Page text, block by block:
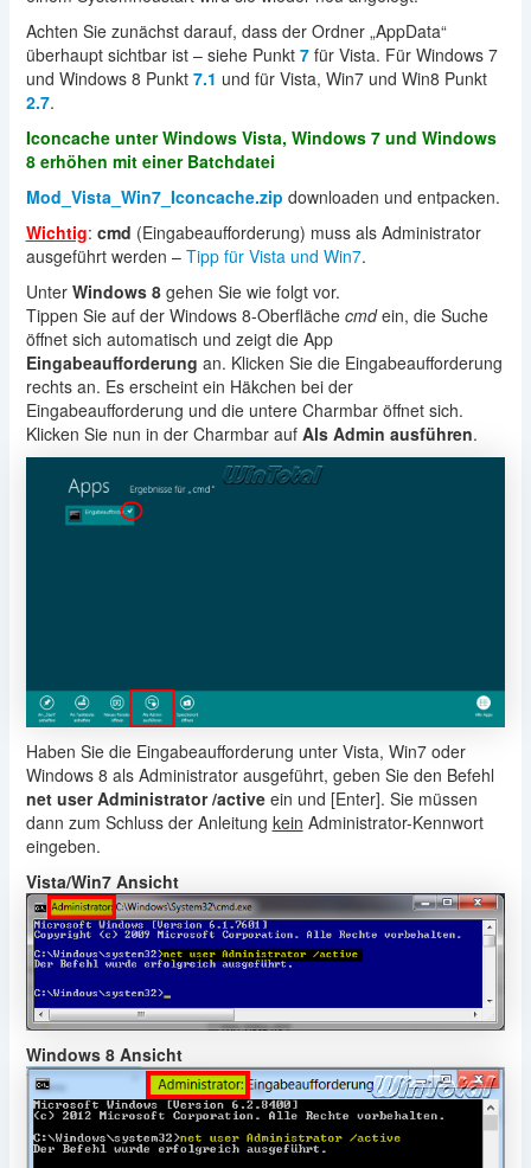
Achten Sie zunächst darauf, dass der Ordner „AppData“
überhaupt sichtbar ist – siehe Punkt 7für Vista. Für Windows 7
und Windows 8 Punkt 7.1 und für Vista, Win7 und Win8 Punkt
2.7.
Iconcache unter Windows Vista, Windows 7 und Windows
8 erhöhen mit einer Batchdatei
Mod_Vista_Win7_Iconcache.zip downloaden und entpacken.
Wichtig: cmd (Eingabeaufforderung) muss als Administrator
ausgeführt werden – Tipp für Vista und Win7.
Unter Windows 8gehen Sie wie folgt vor.
Tippen Sie auf der Windows 8-Oberfläche cmdein, die Suche
öffnet sich automatisch und zeigt die App
Eingabeaufforderung an. Klicken Sie die Eingabeaufforderung
rechts an. Es erscheint ein Häkchen bei der
Eingabeaufforderung und die untere Charmbar öffnet sich.
Klicken Sie nun in der Charmbar auf Als Admin ausführen.
Haben Sie die Eingabeaufforderung unter Vista, Win7 oder
Windows 8 als Administrator ausgeführt, geben Sie den Befehl
net user Administrator /activeein und [Enter]. Sie müssen
dann zum Schluss der Anleitung kein Administrator-Kennwort
eingeben.
Vista/Win7 Ansicht
Windows 8 Ansicht